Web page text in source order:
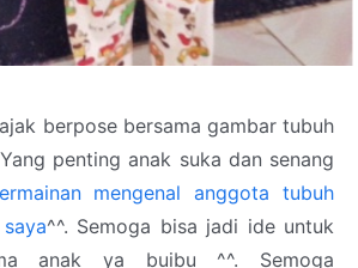
berpose bersama gambar tubuh
penting anak suka dan senang
mengenal anggota tubuh
^^. Semoga bisa jadi ide untuk
anak ya buibu ^^. Semoga